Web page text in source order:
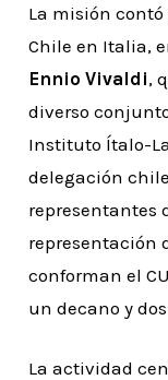
La misión
Chile en Italia,
Ennio Vivaldi,
diverso
Instituto Ítalo-
delegación
representantes
representación
conforman el
un decano y
La actividad